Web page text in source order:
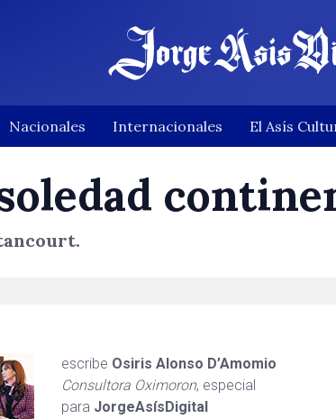
Nacionales Internacionales El Asís
escribe Osiris Alonso D’Amomio
Consultora Oximoron, especial
para JorgeAsísDigital